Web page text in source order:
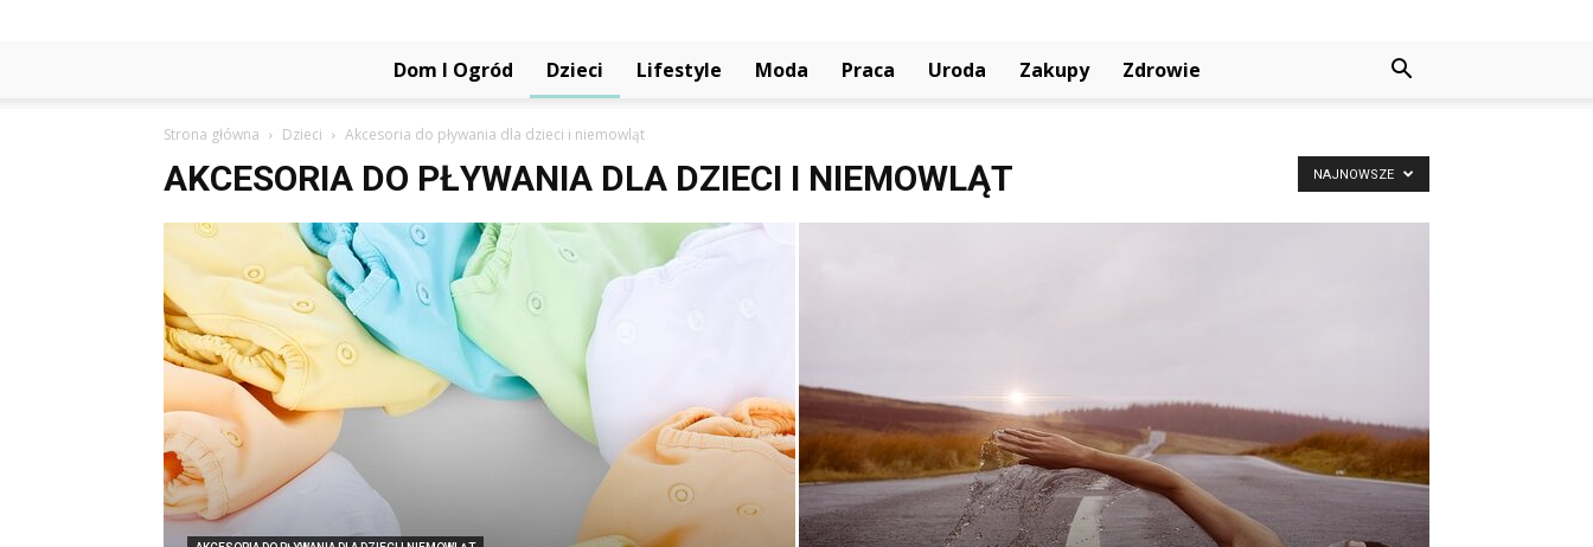
Dom I Ogród Dzieci Lifestyle Moda Praca Uroda Zakupy Zdrowie
Strona główna Dzieci Akcesoria do pływania dla dzieci i niemowląt
AKCESORIA DO PŁYWANIA DLA DZIECI I NIEMOWLĄT NAJNOWSZE